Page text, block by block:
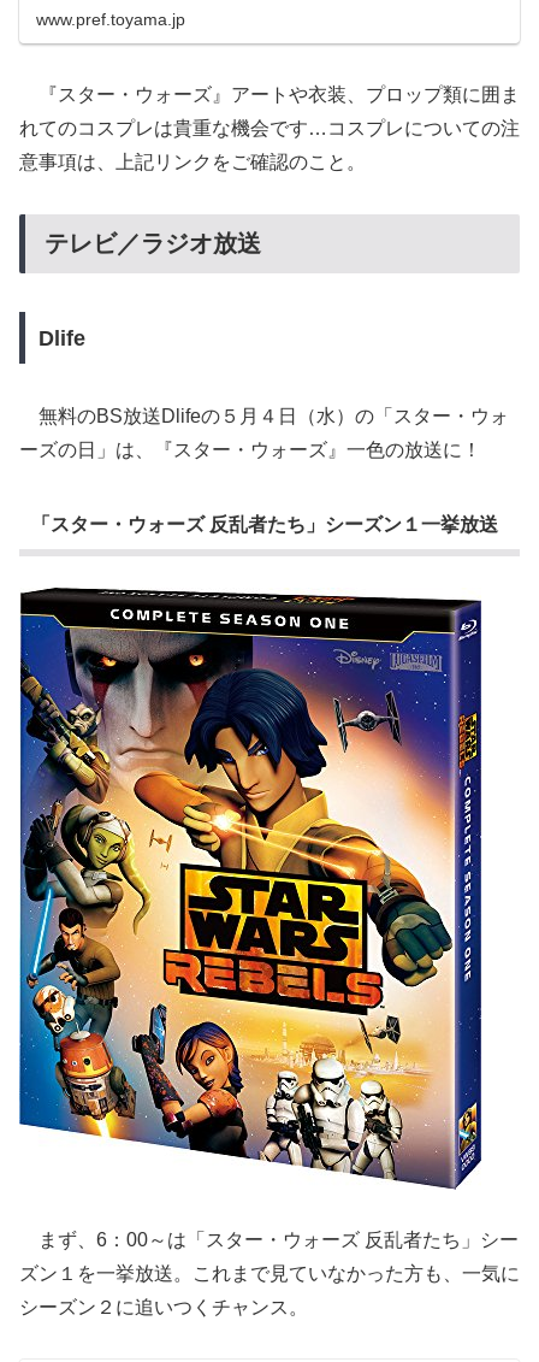
www.pref.toyama.jp
『スター・ウォーズ』アートや衣装、プロップ類に囲ま
れてのコスプレは貴重な機会です…コスプレについての注
意事項は、上記リンクをご確認のこと。
テレビ／ラジオ放送
Dlife
無料のBS放送Dlifeの５月４日（水）の「スター・ウォ
ーズの日」は、『スター・ウォーズ』一色の放送に！
「スター・ウォーズ 反乱者たち」シーズン１一挙放送
まず、6：00～は「スター・ウォーズ 反乱者たち」シー
ズン１を一挙放送。これまで見ていなかった方も、一気に
シーズン２に追いつくチャンス。